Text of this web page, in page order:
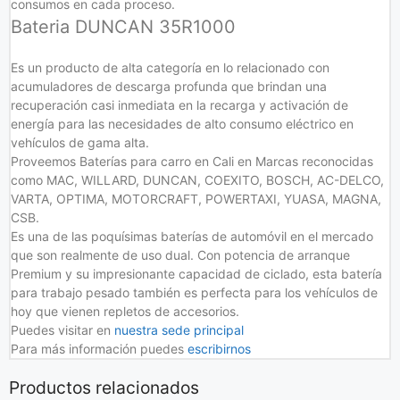
consumos en cada proceso.
Bateria DUNCAN 35R1000
Es un producto de alta categoría en lo relacionado con
acumuladores de descarga profunda que brindan una
recuperación casi inmediata en la recarga y activación de
energía para las necesidades de alto consumo eléctrico en
vehículos de gama alta.
Proveemos Baterías para carro en Cali en Marcas reconocidas
como MAC, WILLARD, DUNCAN, COEXITO, BOSCH, AC-DELCO,
VARTA, OPTIMA, MOTORCRAFT, POWERTAXI, YUASA, MAGNA,
CSB.
Es una de las poquísimas baterías de automóvil en el mercado
que son realmente de uso dual. Con potencia de arranque
Premium y su impresionante capacidad de ciclado, esta batería
para trabajo pesado también es perfecta para los vehículos de
hoy que vienen repletos de accesorios.
Puedes visitar en nuestra sede principal
Para más información puedes escribirnos
Productos relacionados